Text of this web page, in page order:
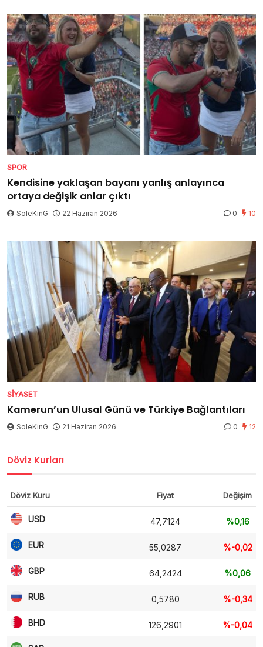
SPOR
Kendisine yaklaşan bayanı yanlış anlayınca
ortaya değişik anlar çıktı
SoleKinG 22 Haziran 2026 0 10
SIYASET
Kamerun’un Ulusal Günü ve Türkiye Bağlantıları
SoleKinG 21 Haziran 2026 0 12
Döviz Kurları
Döviz Kuru Fiyat Değişim
USD 47,7124 %0,16
EUR 55,0287 %-0,02
GBP 64,2424 %0,06
RUB 0,5780 %-0,34
BHD 126,2901 %-0,04